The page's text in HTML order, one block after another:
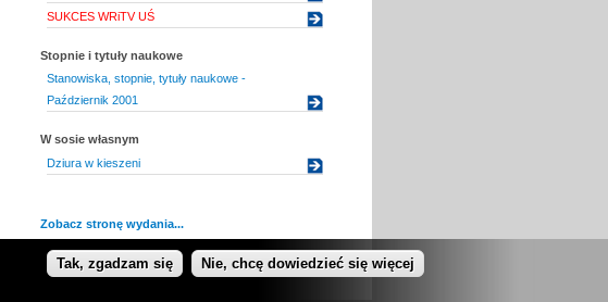
SUKCES WRiTV UŚ
Stopnie i tytuły naukowe
Stanowiska, stopnie, tytuły naukowe -
Październik 2001
W sosie własnym
Dziura w kieszeni
Zobacz stronę wydania...
Tak, zgadzam się Nie, chcę dowiedzieć się więcej